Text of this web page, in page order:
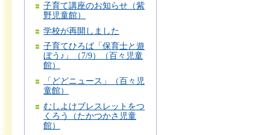
子育て講座のお知らせ（紫
野児童館）
学校が再開しました
子育てひろば「保育士と遊
ぼう♪」（7/9）（百々児童
館）
「どどニュース」（百々児
童館）
むしよけブレスレットをつ
くろう（たかつかさ児童
館）